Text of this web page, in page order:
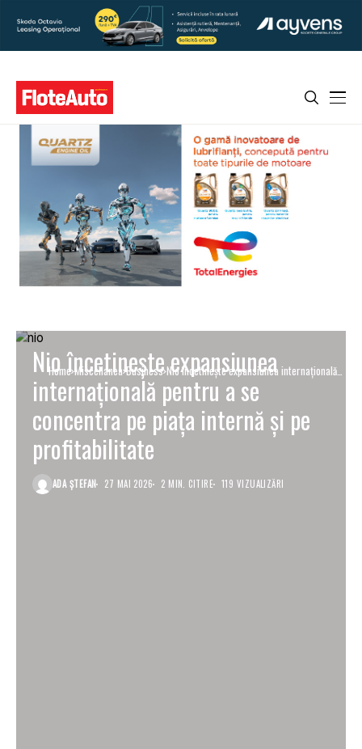
Home Miscellanea Business Nio încetinește expansiunea internațională
pentru a se concentra pe piața internă și pe
profitabilitate
Nio încetinește expansiunea
internațională pentru a se
concentra pe piața internă și pe
profitabilitate
ADA ȘTEFAN 27 MAI 2026 2 MIN. CITIRE 119 VIZUALIZĂRI